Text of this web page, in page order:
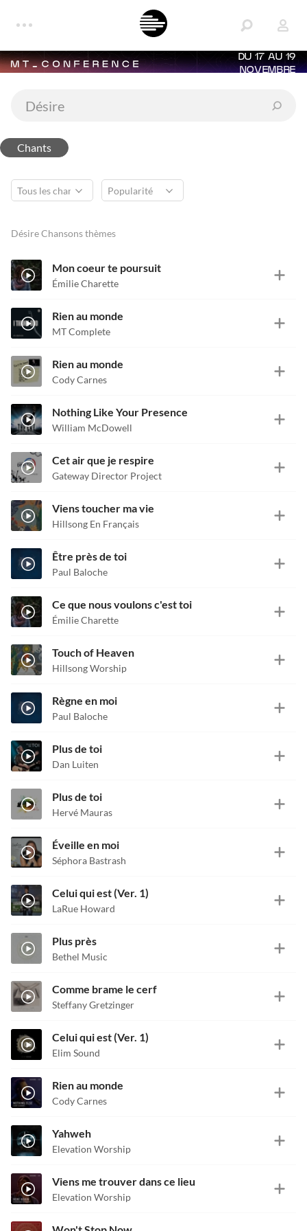
DU 17 AU 19
NOVEMBRE
Chants
Désire Chansons thèmes
Mon coeur te poursuit
Émilie Charette
Rien au monde
MT Complete
Rien au monde
Cody Carnes
Nothing Like Your Presence
William McDowell
Cet air que je respire
Gateway Director Project
Viens toucher ma vie
Hillsong En Français
Être près de toi
Paul Baloche
Ce que nous voulons c'est toi
Émilie Charette
Touch of Heaven
Hillsong Worship
Règne en moi
Paul Baloche
Plus de toi
Dan Luiten
Plus de toi
Hervé Mauras
Éveille en moi
Séphora Bastrash
Celui qui est (Ver. 1)
LaRue Howard
Plus près
Bethel Music
Comme brame le cerf
Steffany Gretzinger
Celui qui est (Ver. 1)
Elim Sound
Rien au monde
Cody Carnes
Yahweh
Elevation Worship
Viens me trouver dans ce lieu
Elevation Worship